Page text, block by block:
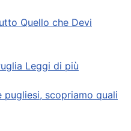
Quello che Devi
Leggi di più
pugliesi, scopriamo quali